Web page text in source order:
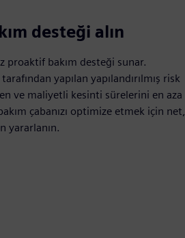
desteği alın
proaktif bakım desteği sunar.
yapılan yapılandırılmış risk
ve maliyetli kesinti sürelerini en aza
çabanızı optimize etmek için net,
yararlanın.